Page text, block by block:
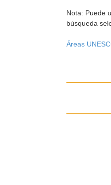
Nota: Puede
búsqueda
Áreas